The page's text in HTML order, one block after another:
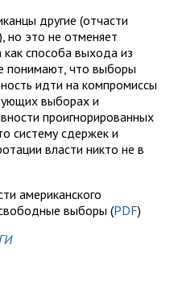
другие (отчасти
но это не отменяет
способа выхода из
понимают, что выборы
идти на компромиссы
выборах и
проигнорированных
систему сдержек и
власти никто не в
американского
выборы (PDF)